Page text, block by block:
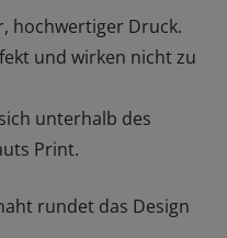
hochwertiger Druck.
und wirken nicht zu
unterhalb des
Print.
rundet das Design